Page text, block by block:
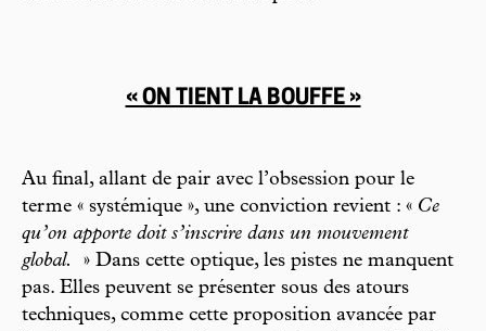
« ON TIENT LA BOUFFE »
Au final, allant de pair avec l’obsession pour le
terme « systémique », une conviction revient : « Ce
qu’on apporte doit s’inscrire dans un mouvement
global.
» Dans cette optique, les pistes ne manquent
pas. Elles peuvent se présenter sous des atours
techniques, comme cette proposition avancée par